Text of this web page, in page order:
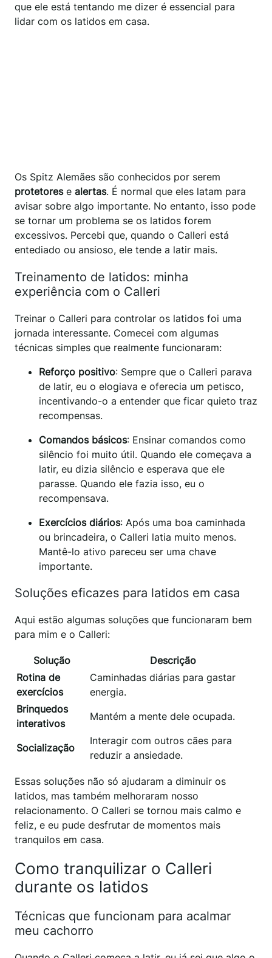
que ele está tentando me dizer é essencial para
lidar com os latidos em casa.
Os Spitz Alemães são conhecidos por serem
protetorese alertas. É normal que eles latam para
avisar sobre algo importante. No entanto, isso pode
se tornar um problema se os latidos forem
excessivos. Percebi que, quando o Calleri está
entediado ou ansioso, ele tende a latir mais.
Treinamento de latidos: minha
experiência com o Calleri
Treinar o Calleri para controlar os latidos foi uma
jornada interessante. Comecei com algumas
técnicas simples que realmente funcionaram:
Reforço positivo: Sempre que o Calleri parava
de latir, eu o elogiava e oferecia um petisco,
incentivando-o a entender que ficar quieto traz
recompensas.
Comandos básicos: Ensinar comandos como
silêncio foi muito útil. Quando ele começava a
latir, eu dizia silêncio e esperava que ele
parasse. Quando ele fazia isso, eu o
recompensava.
Exercícios diários: Após uma boa caminhada
ou brincadeira, o Calleri latia muito menos.
Mantê-lo ativo pareceu ser uma chave
importante.
Soluções eficazes para latidos em casa
Aqui estão algumas soluções que funcionaram bem
para mim e o Calleri:
Solução
Descrição
Rotina de
exercícios
Caminhadas diárias para gastar
energia.
Brinquedos
interativos
Mantém a mente dele ocupada.
Socialização
Interagir com outros cães para
reduzir a ansiedade.
Essas soluções não só ajudaram a diminuir os
latidos, mas também melhoraram nosso
relacionamento. O Calleri se tornou mais calmo e
feliz, e eu pude desfrutar de momentos mais
tranquilos em casa.
Como tranquilizar o Calleri
durante os latidos
Técnicas que funcionam para acalmar
meu cachorro